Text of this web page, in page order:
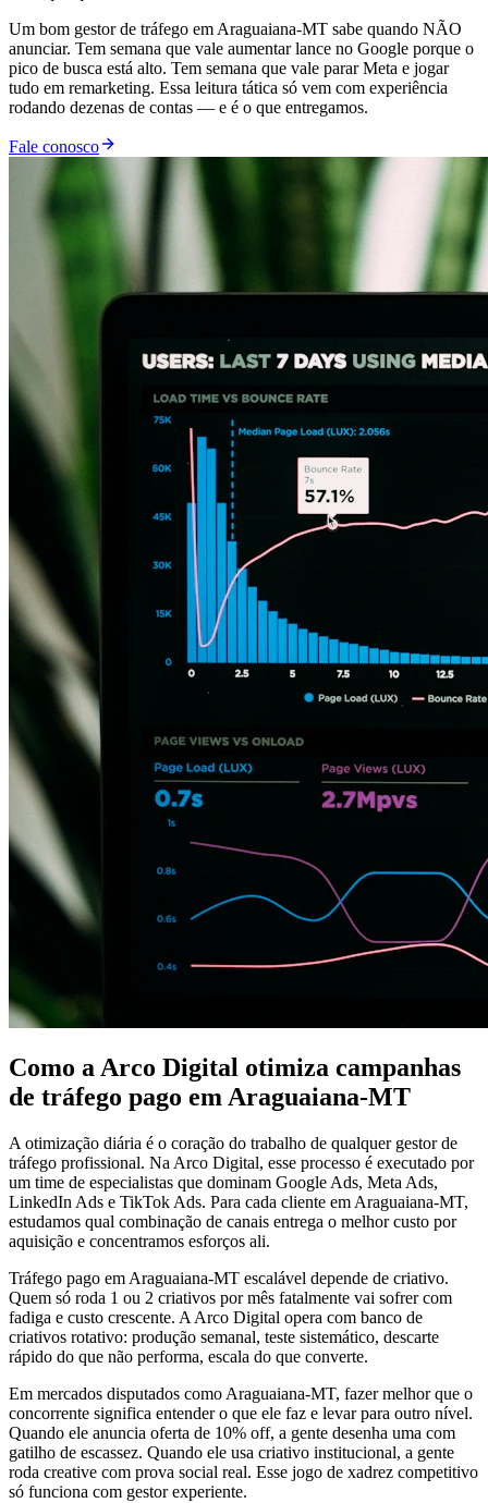
Um bom gestor de tráfego em Araguaiana-MT sabe quando NÃO
anunciar. Tem semana que vale aumentar lance no Google porque o
pico de busca está alto. Tem semana que vale parar Meta e jogar
tudo em remarketing. Essa leitura tática só vem com experiência
rodando dezenas de contas — e é o que entregamos.
Fale conosco
Como a Arco Digital otimiza campanhas
de tráfego pago em Araguaiana-MT
A otimização diária é o coração do trabalho de qualquer gestor de
tráfego profissional. Na Arco Digital, esse processo é executado por
um time de especialistas que dominam Google Ads, Meta Ads,
LinkedIn Ads e TikTok Ads. Para cada cliente em Araguaiana-MT,
estudamos qual combinação de canais entrega o melhor custo por
aquisição e concentramos esforços ali.
Tráfego pago em Araguaiana-MT escalável depende de criativo.
Quem só roda 1 ou 2 criativos por mês fatalmente vai sofrer com
fadiga e custo crescente. A Arco Digital opera com banco de
criativos rotativo: produção semanal, teste sistemático, descarte
rápido do que não performa, escala do que converte.
Em mercados disputados como Araguaiana-MT, fazer melhor que o
concorrente significa entender o que ele faz e levar para outro nível.
Quando ele anuncia oferta de 10% off, a gente desenha uma com
gatilho de escassez. Quando ele usa criativo institucional, a gente
roda creative com prova social real. Esse jogo de xadrez competitivo
só funciona com gestor experiente.